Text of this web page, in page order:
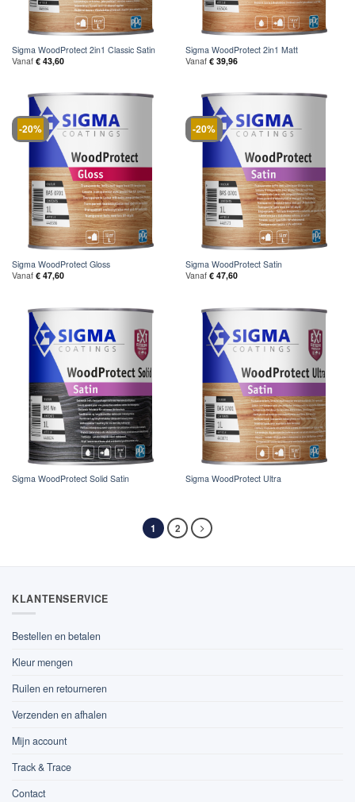
Sigma WoodProtect 2in1 Classic Satin
Vanaf €43,60
Sigma WoodProtect 2in1 Matt
Vanaf €39,96
-20%
Sigma WoodProtect Gloss
Vanaf €47,60
-20%
Sigma WoodProtect Satin
Vanaf €47,60
Sigma WoodProtect Solid Satin Sigma WoodProtect Ultra
1 2
KLANTENSERVICE
Bestellen en betalen
Kleur mengen
Ruilen en retourneren
Verzenden en afhalen
Mijn account
Track & Trace
Contact